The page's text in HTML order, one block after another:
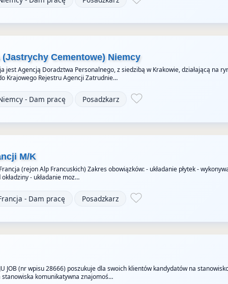
(Jastrychy Cementowe) Niemcy
jest Agencją Doradztwa Personalnego, z siedzibą w Krakowie, działającą na
Krajowego Rejestru Agencji Zatrudnie…
- Dam pracę Posadzkarz
M/K
(rejon Alp Francuskich) Zakres obowiązków: - układanie płytek -
- układanie moz…
- Dam pracę Posadzkarz
JOB (nr wpisu 28666) poszukuje dla swoich klientów kandydatów na
stanowiska komunikatywna znajomoś…